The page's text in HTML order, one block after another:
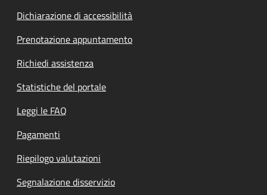
Dichiarazione di accessibilità
Prenotazione appuntamento
Richiedi assistenza
Statistiche del portale
Leggi le FAQ
Pagamenti
Riepilogo valutazioni
Segnalazione disservizio